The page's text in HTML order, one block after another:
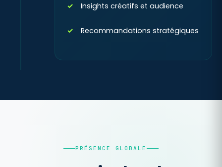
Insights créatifs et audience
Recommandations stratégiques
PRÉSENCE GLOBALE